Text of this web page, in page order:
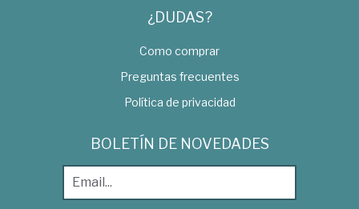
¿DUDAS?
Como comprar
Preguntas frecuentes
Política de privacidad
BOLETÍN DE NOVEDADES